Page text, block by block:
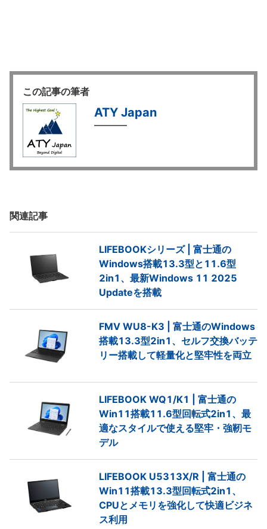
この記事の筆者
ATY Japan
関連記事
LIFEBOOKシリーズ | 富士通の
Windows搭載13.3型と11.6型
2in1、最新Windows 11 2025
Updateを搭載
FMV WU8-K3 | 富士通のWindows
搭載13.3型2in1、セルフ交換バッテ
リー搭載して軽量化と堅牢性を両立
LIFEBOOK WQ1/K1 | 富士通の
Win11搭載11.6型回転式2in1、最
適なスタイルで使える堅牢・強靭モ
デル
LIFEBOOK U5313X/R | 富士通の
Win11搭載13.3型回転式2in1、
CPUとメモリを強化して快適ビジネ
ス利用